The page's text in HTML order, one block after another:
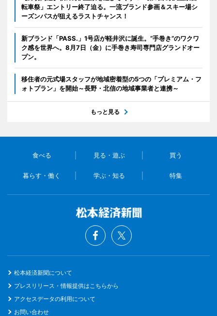
転車祭」エントリー終了迫る。一流ブランド参画＆スキー場シ
ーズンパスが狙えるラストチャンス！
新ブランド「PASS.」1号店が軽井沢に誕生。“手巻き”のワクワ
ク感を世界へ。8月7日（金）に手巻き寿司専門店グランドオー
プン。
移住者の元式場スタッフが地域密着型の5つの「プレミアム・フ
ォトプラン」を開始～長野・北信の地域事業者と連携～
もっと見る
食べる 見る・遊ぶ 買う
暮らす・働く 学ぶ・知る 特集
松本経済新聞について
プレスリリース・情報提供はこちらから
アクセスデータの利用について
お問い合わせ